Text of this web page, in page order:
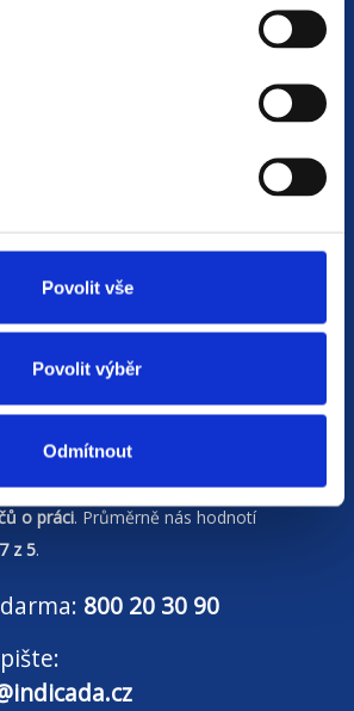
Povolit vše
Povolit výběr
Odmítnout
kraji
a spolehlivosti.
o zaměstnání. Na základě
rozhovoru se snažíme doporučit
tu nejvhodnější pracovní
v nás vložilo důvěru více než40
o práci. Průměrně nás hodnotí
z 5.
800 20 30 90